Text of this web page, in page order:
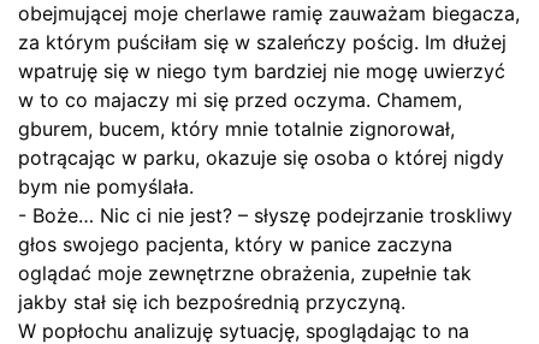
obejmującej moje cherlawe ramię zauważam biegacza,
za którym puściłam się w szaleńczy pościg. Im dłużej
wpatruję się w niego tym bardziej nie mogę uwierzyć
w to co majaczy mi się przed oczyma. Chamem,
gburem, bucem, który mnie totalnie zignorował,
potrącając w parku, okazuje się osoba o której nigdy
bym nie pomyślała.
- Boże… Nic ci nie jest? – słyszę podejrzanie troskliwy
głos swojego pacjenta, który w panice zaczyna
oglądać moje zewnętrzne obrażenia, zupełnie tak
jakby stał się ich bezpośrednią przyczyną.
W popłochu analizuję sytuację, spoglądając to na